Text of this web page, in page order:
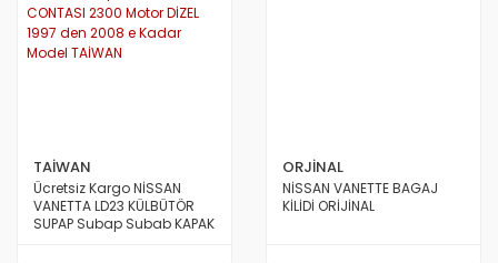
TAİWAN
Ücretsiz Kargo NİSSAN
VANETTA LD23 KÜLBÜTÖR
SUPAP Subap Subab KAPAK
ORJİNAL
NİSSAN VANETTE BAGAJ
KİLİDİ ORİJİNAL